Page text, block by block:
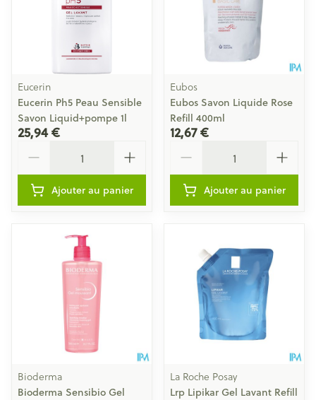
Eucerin
Eucerin Ph5 Peau Sensible
Savon Liquid+pompe 1l
25,94 €
Ajouter au panier
Eubos
Eubos Savon Liquide Rose
Refill 400ml
12,67 €
Ajouter au panier
Bioderma
Bioderma Sensibio Gel
La Roche Posay
Lrp Lipikar Gel Lavant Refill